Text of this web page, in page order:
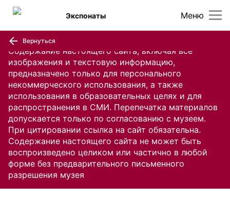
Содержание настоящего сайта, включая все
изображения и текстовую информацию,
предназначено только для персонального
некоммерческого использования, а также
использования в образовательных целях и для
распространения в СМИ. Перепечатка материалов
допускается только по согласованию с музеем.
При цитировании ссылка на сайт обязательна.
Содержание настоящего сайта не может быть
воспроизведено целиком или частично в любой
форме без предварительного письменного
разрешения музея
Меню
Экспонаты
Вернуться